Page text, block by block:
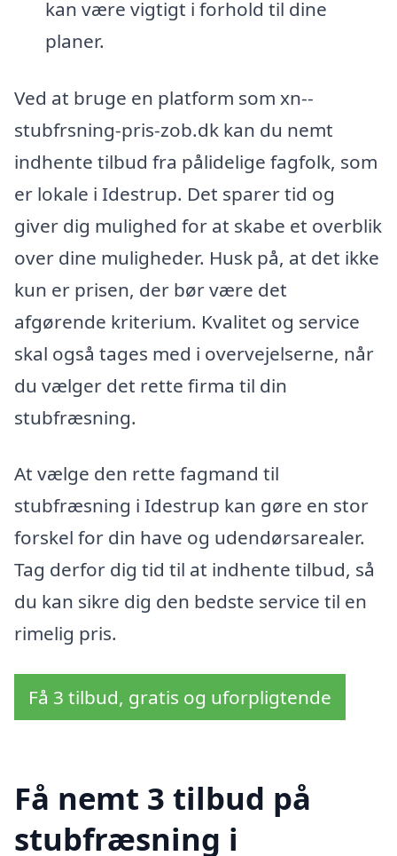
kan være vigtigt i forhold til dine
planer.
Ved at bruge en platform som xn--
stubfrsning-pris-zob.dk kan du nemt
indhente tilbud fra pålidelige fagfolk, som
er lokale i Idestrup. Det sparer tid og
giver dig mulighed for at skabe et overblik
over dine muligheder. Husk på, at det ikke
kun er prisen, der bør være det
afgørende kriterium. Kvalitet og service
skal også tages med i overvejelserne, når
du vælger det rette firma til din
stubfræsning.
At vælge den rette fagmand til
stubfræsning i Idestrup kan gøre en stor
forskel for din have og udendørsarealer.
Tag derfor dig tid til at indhente tilbud, så
du kan sikre dig den bedste service til en
rimelig pris.
Få 3 tilbud, gratis og uforpligtende
Få nemt 3 tilbud på
stubfræsning i